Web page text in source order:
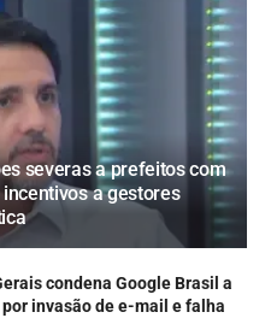
severas a prefeitos com
a gestores
condena Google Brasil a
invasão de e-mail e falha